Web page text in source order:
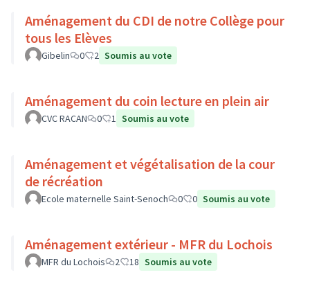
Aménagement du CDI de notre Collège pour
tous les Elèves
Gibelin 0 2 Soumis au vote
Aménagement du coin lecture en plein air
CVC RACAN 0 1 Soumis au vote
Aménagement et végétalisation de la cour
de récréation
Ecole maternelle Saint-Senoch 0 0 Soumis au vote
Aménagement extérieur - MFR du Lochois
MFR du Lochois 2 18 Soumis au vote